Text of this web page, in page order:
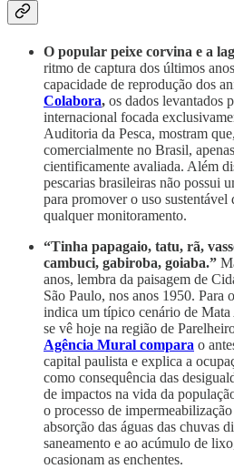
O popular peixe corvina e a
ritmo de captura dos últimos
capacidade de reprodução dos
Colabora, os dados levantados
internacional focada
Auditoria da Pesca, mostram
comercialmente no Brasil,
cientificamente avaliada. Além
pescarias brasileiras não possui
para promover o uso sustentável
qualquer monitoramento.
“Tinha papagaio, tatu, rã,
cambuci, gabiroba, goiaba.”
anos, lembra da paisagem de
São Paulo, nos anos 1950. Para
indica um típico cenário de
se vê hoje na região de
Agência Mural compara o
capital paulista e explica a
como consequência das
de impactos na vida da
o processo de
absorção das águas das chuvas
saneamento e ao acúmulo de
ocasionam as enchentes.